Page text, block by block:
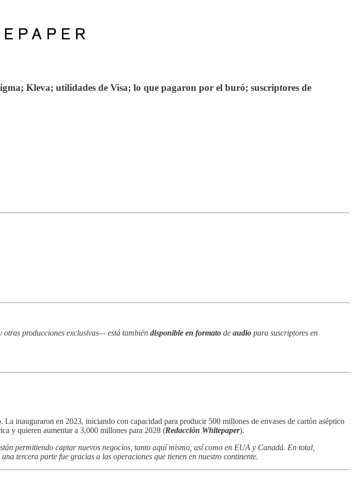
Kleva; utilidades de Visa; lo que pagaron por el buró; suscriptores de
producciones exclusivas— está también disponible en formato de audio para suscriptores en
. La inauguraron en 2023, iniciando con capacidad para producir 500 millones de envases de cartón aséptico
y quieren aumentar a 3,000 millones para 2028 (Redacción Whitepaper).
permitiendo captar nuevos negocios, tanto aquí mismo, así como en EUA y Canadá. En total,
tercera parte fue gracias a las operaciones que tienen en nuestro continente.